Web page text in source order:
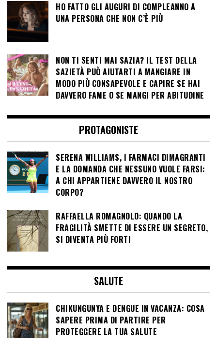
HO FATTO GLI AUGURI DI COMPLEANNO A
UNA PERSONA CHE NON C’È PIÙ
NON TI SENTI MAI SAZIA? IL TEST DELLA
SAZIETÀ PUÒ AIUTARTI A MANGIARE IN
MODO PIÙ CONSAPEVOLE E CAPIRE SE HAI
DAVVERO FAME O SE MANGI PER ABITUDINE
PROTAGONISTE
SERENA WILLIAMS, I FARMACI DIMAGRANTI
E LA DOMANDA CHE NESSUNO VUOLE FARSI:
A CHI APPARTIENE DAVVERO IL NOSTRO
CORPO?
RAFFAELLA ROMAGNOLO: QUANDO LA
FRAGILITÀ SMETTE DI ESSERE UN SEGRETO,
SI DIVENTA PIÙ FORTI
SALUTE
CHIKUNGUNYA E DENGUE IN VACANZA: COSA
SAPERE PRIMA DI PARTIRE PER
PROTEGGERE LA TUA SALUTE